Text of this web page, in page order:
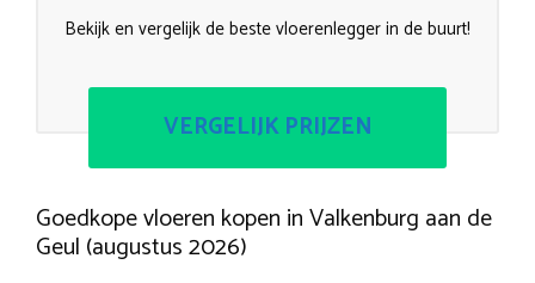
Bekijk en vergelijk de beste vloerenlegger in de buurt!
VERGELIJK PRIJZEN
Goedkope vloeren kopen in Valkenburg aan de
Geul (augustus 2026)